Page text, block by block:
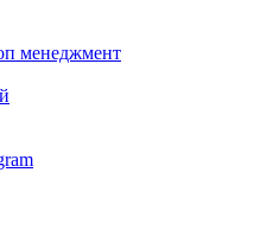
менеджмент